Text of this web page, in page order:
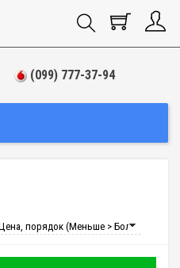
(099) 777-37-94